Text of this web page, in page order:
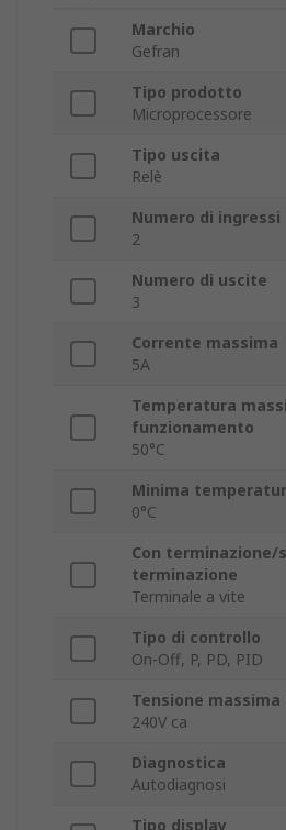
Marchio
Gefran
Tipo prodotto
Microprocessore
Tipo uscita
Relè
Numero di ingressi
2
Numero di uscite
3
Corrente massima
5A
Temperatura
funzionamento
50°C
Minima
0°C
Con terminazione/
terminazione
Terminale a vite
Tipo di controllo
On-Off, P, PD, PID
Tensione
240V ca
Diagnostica
Autodiagnosi
Tipo display